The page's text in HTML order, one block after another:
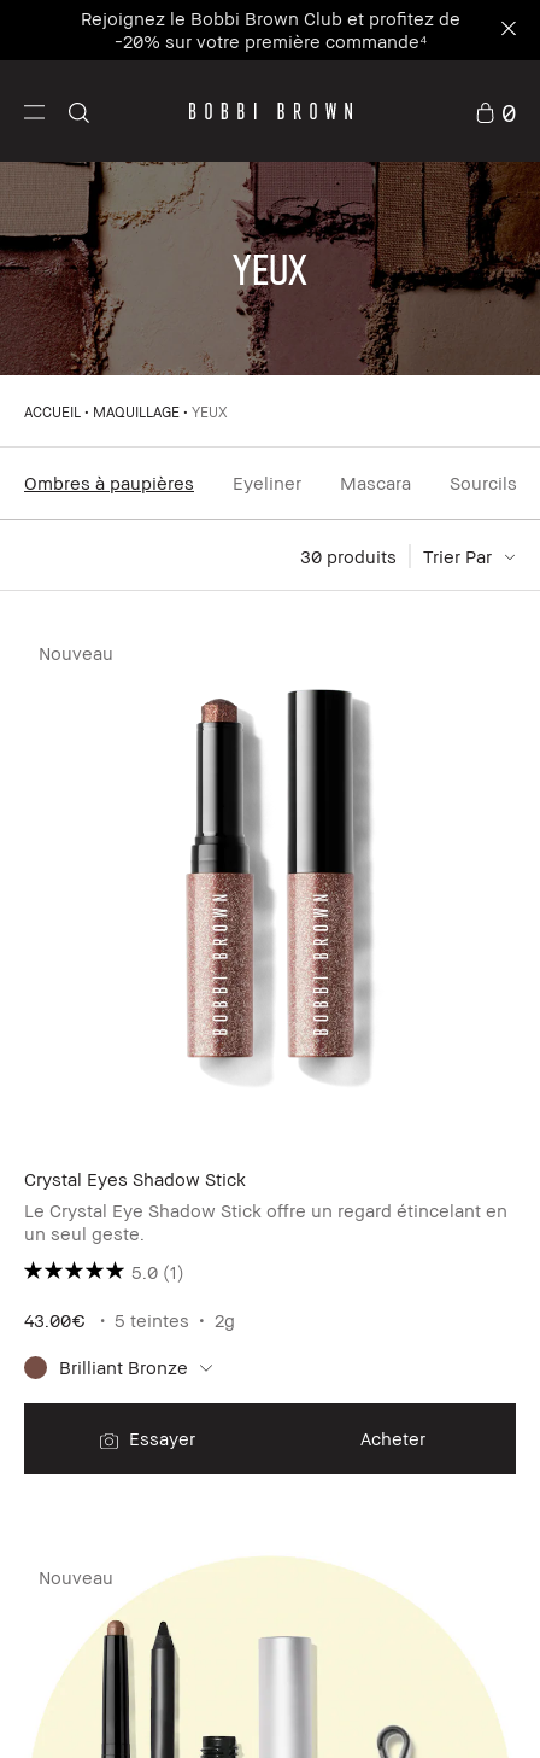
Rejoignez le Bobbi Brown Club et profitez de
-20% sur votre première commande⁴
0
YEUX
ACCUEIL MAQUILLAGE YEUX
Ombres à paupières Eyeliner Mascara Sourcils
Trier Par
30 produits
Nouveau
Crystal Eyes Shadow Stick
Le Crystal Eye Shadow Stick offre un regard étincelant en
un seul geste.
5.0 (1)
43.00€ 5 teintes 2g
Brilliant Bronze
Essayer Acheter
Nouveau